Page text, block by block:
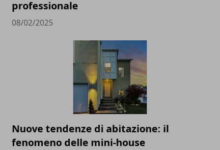
professionale
08/02/2025
Nuove tendenze di abitazione: il
fenomeno delle mini-house